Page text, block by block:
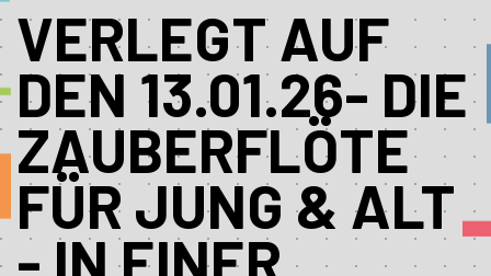
VERLEGT AUF
DEN 13.01.26- DIE
ZAUBERFLÖTE
FÜR JUNG & ALT
- IN EINER